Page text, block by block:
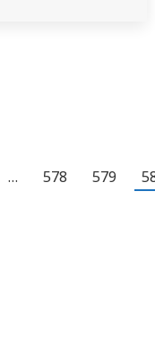
таныстырып,
… 578 579